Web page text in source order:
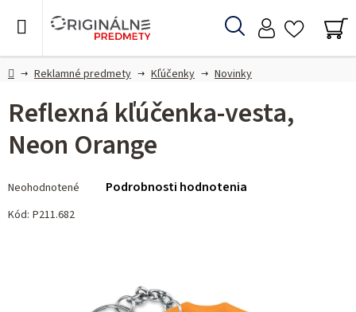
Hľadať
DomovReklamné predmety Kľúčenky Novinky
Reflexná kľúčenka-vesta,
Neon Orange
hodnotenie
produktu
Neohodnotené Podrobnosti hodnotenia
Kód: P211.682